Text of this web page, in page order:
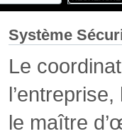
Système
Le
le maître